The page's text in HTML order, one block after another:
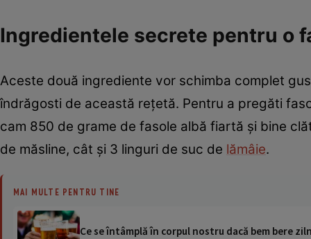
Ingredientele secrete pentru o
Aceste două ingrediente vor schimba complet
îndrăgosti de această rețetă. Pentru a pregăti
cam 850 de grame de fasole albă fiartă și bine
de măsline, cât și 3 linguri de suc de lămâie.
MAI MULTE PENTRU TINE
Ce se întâmplă în corpul nostru dacă bem bere